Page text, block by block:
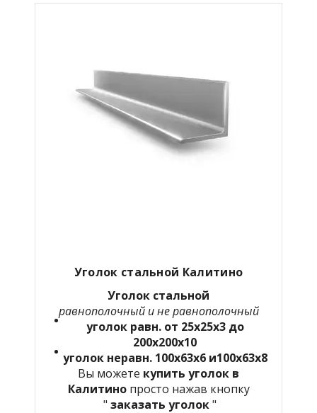
Уголок стальной Калитино
Уголок стальной
равнополочный и не равнополочный
уголок равн. от 25х25х3 до
200х200х10
уголок неравн. 100х63х6 и100х63х8
Вы можете купить уголок в
Калитино просто нажав кнопку
" заказать уголок"